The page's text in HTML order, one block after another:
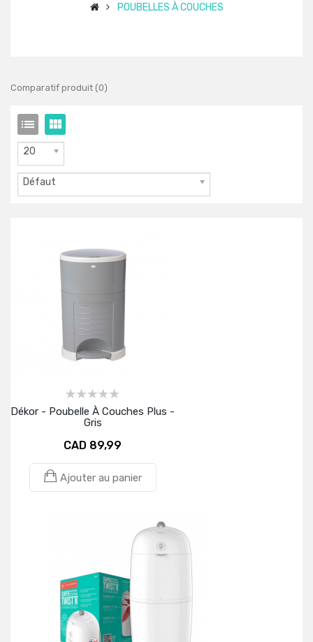
POUBELLES À COUCHES
Comparatif produit (0)
20
Défaut
Dékor - Poubelle À Couches Plus -
Gris
CAD 89,99
Ajouter au panier